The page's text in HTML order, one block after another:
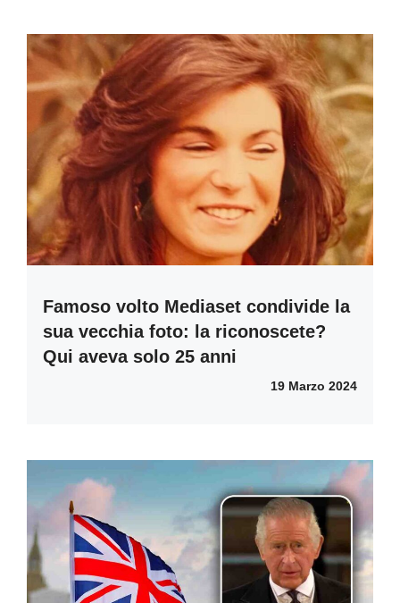
Famoso volto Mediaset condivide la
sua vecchia foto: la riconoscete?
Qui aveva solo 25 anni
19 Marzo 2024